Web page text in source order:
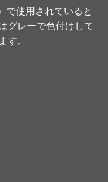
で使用されていると
グレーで色付けして
す。